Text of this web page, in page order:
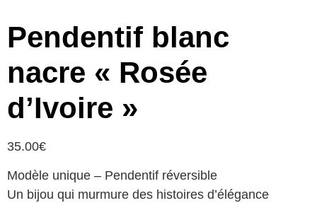
Pendentif blanc
nacre « Rosée
d’Ivoire »
35.00€
Modèle unique – Pendentif réversible
Un bijou qui murmure des histoires d’élégance